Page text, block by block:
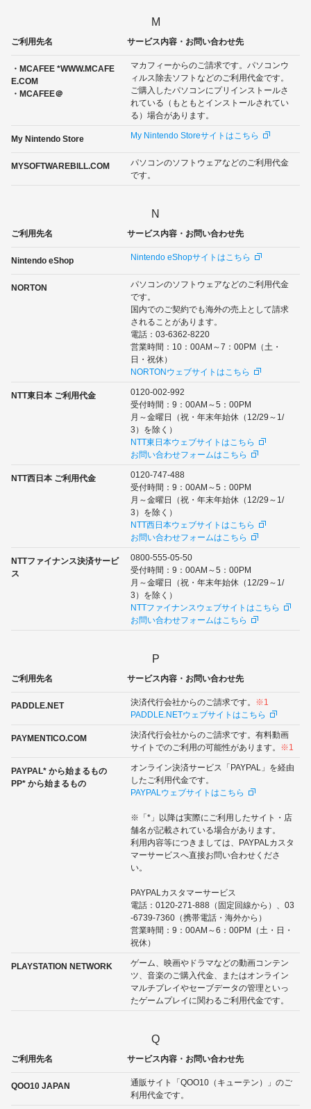
M
ご利用先名 サービス内容・お問い合わせ先
・MCAFEE *WWW.MCAFE
E.COM
・MCAFEE＠
マカフィーからのご請求です。パソコンウ
ィルス除去ソフトなどのご利用代金です。
ご購入したパソコンにプリインストールさ
れている（もともとインストールされてい
る）場合があります。
My Nintendo Store My Nintendo Storeサイトはこちら
MYSOFTWAREBILL.COM
パソコンのソフトウェアなどのご利用代金
です。
N
ご利用先名 サービス内容・お問い合わせ先
Nintendo eShop Nintendo eShopサイトはこちら
NORTON
パソコンのソフトウェアなどのご利用代金
です。
国内でのご契約でも海外の売上として請求
されることがあります。
電話：03-6362-8220
営業時間：10：00AM～7：00PM（土・
日・祝休）
NORTONウェブサイトはこちら
NTT東日本 ご利用代金
0120-002-992
受付時間：9：00AM～5：00PM
月～金曜日（祝・年末年始休（12/29～1/
3）を除く）
NTT東日本ウェブサイトはこちら
お問い合わせフォームはこちら
NTT西日本 ご利用代金
0120-747-488
受付時間：9：00AM～5：00PM
月～金曜日（祝・年末年始休（12/29～1/
3）を除く）
NTT西日本ウェブサイトはこちら
お問い合わせフォームはこちら
NTTファイナンス決済サービ
ス
0800-555-05-50
受付時間：9：00AM～5：00PM
月～金曜日（祝・年末年始休（12/29～1/
3）を除く）
NTTファイナンスウェブサイトはこちら
お問い合わせフォームはこちら
P
ご利用先名 サービス内容・お問い合わせ先
PADDLE.NET 決済代行会社からのご請求です。 ※1
PADDLE.NETウェブサイトはこちら
PAYMENTICO.COM
決済代行会社からのご請求です。有料動画
サイトでのご利用の可能性があります。 ※1
PAYPAL* から始まるもの
PP* から始まるもの
オンライン決済サービス「PAYPAL」を経由
したご利用代金です。
PAYPALウェブサイトはこちら
※「*」以降は実際にご利用したサイト・店
舗名が記載されている場合があります。
利用内容等につきましては、PAYPALカスタ
マーサービスへ直接お問い合わせくださ
い。
PAYPALカスタマーサービス
電話：0120-271-888（固定回線から）、03
-6739-7360（携帯電話・海外から）
営業時間：9：00AM～6：00PM（土・日・
祝休）
PLAYSTATION NETWORK
ゲーム、映画やドラマなどの動画コンテン
ツ、音楽のご購入代金、またはオンライン
マルチプレイやセーブデータの管理といっ
たゲームプレイに関わるご利用代金です。
Q
ご利用先名 サービス内容・お問い合わせ先
QOO10 JAPAN
通販サイト「QOO10（キューテン）」のご
利用代金です。